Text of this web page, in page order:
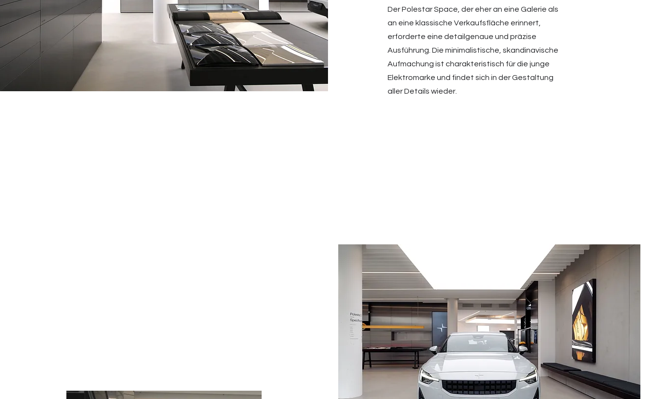
Der Polestar Space, der eher an eine Galerie als
an eine klassische Verkaufsfläche erinnert,
erforderte eine detailgenaue und präzise
Ausführung. Die minimalistische, skandinavische
Aufmachung ist charakteristisch für die junge
Elektromarke und findet sich in der Gestaltung
aller Details wieder.